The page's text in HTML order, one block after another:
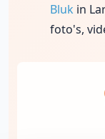
Bluk in
foto's,